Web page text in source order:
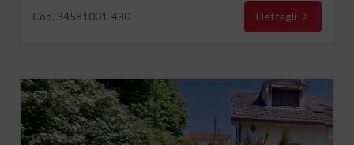
Cod. 34581001-430 Dettagli